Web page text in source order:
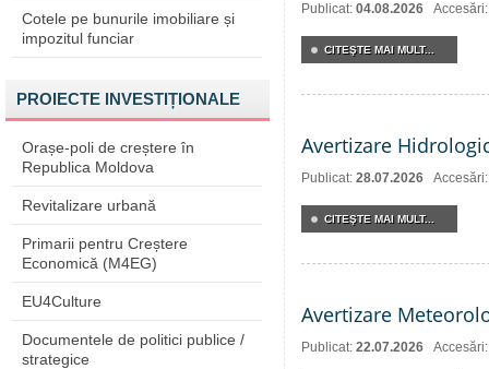
Cotele pe bunurile imobiliare și
impozitul funciar
PROIECTE INVESTIȚIONALE
Orașe-poli de creștere în
Republica Moldova
Revitalizare urbană
Primarii pentru Creștere
Economică (M4EG)
EU4Culture
Documentele de politici publice /
strategice
Publicat: 04.08.2026
CITEŞTE MAI MULT...
Avertizare
Publicat: 28.07.2026
CITEŞTE MAI MULT...
Avertizare
Publicat: 22.07.2026